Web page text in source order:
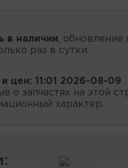
в наличии, обновление
раз в сутки.
цен: 11:01 2026-08-09
о запчастях на этой
характер.